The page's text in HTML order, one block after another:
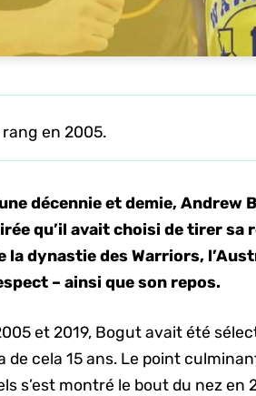
en 2005.
décennie et demie, Andrew
qu’il avait choisi de tirer sa
la dynastie des Warriors,
– ainsi que son repos.
et 2019, Bogut avait été
de cela 15 ans. Le point
s’est montré le bout du nez en